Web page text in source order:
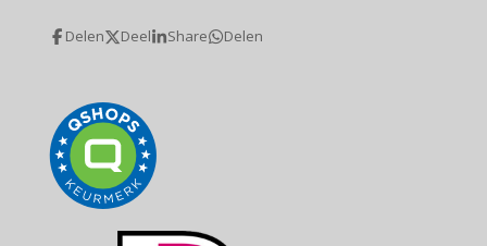
Delen Deel Share Delen